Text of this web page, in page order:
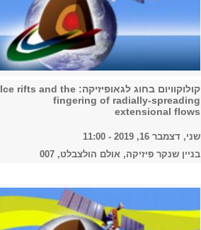
קולוקוויום בחוג לגאופיזיקה: Ice rifts and the
fingering of radially-spreading
extensional flows
שני, דצמבר 16, 2019 - 11:00
בניין שנקר פיזיקה, אולם הולצבלט, 007